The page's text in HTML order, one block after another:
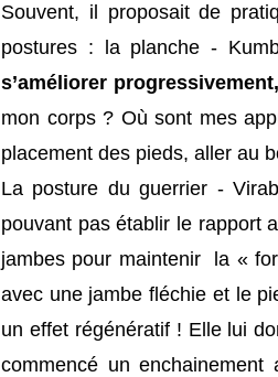
Souvent, il proposait de
postures : la planche -
s’améliorer
mon corps ? Où sont mes
placement des pieds, aller au
La posture du guerrier -
pouvant pas établir le rapport
jambes pour maintenir la «
avec une jambe fléchie et le
un effet régénératif ! Elle lui
commencé un